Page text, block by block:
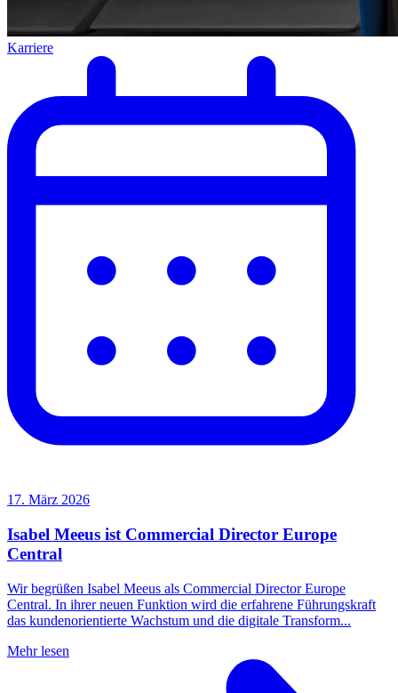
Karriere
17. März 2026
Isabel Meeus ist Commercial Director Europe
Central
Wir begrüßen Isabel Meeus als Commercial Director Europe
Central. In ihrer neuen Funktion wird die erfahrene Führungskraft
das kundenorientierte Wachstum und die digitale Transform...
Mehr lesen